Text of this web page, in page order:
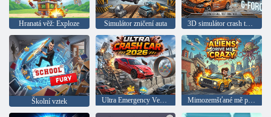
Hranatá věž: Exploze Simulátor zničení auta 3D simulátor crash testu
Školní vztek Ultra Emergency Vehicle 2026 Mimozemšťané mě přivádějí k šílenství